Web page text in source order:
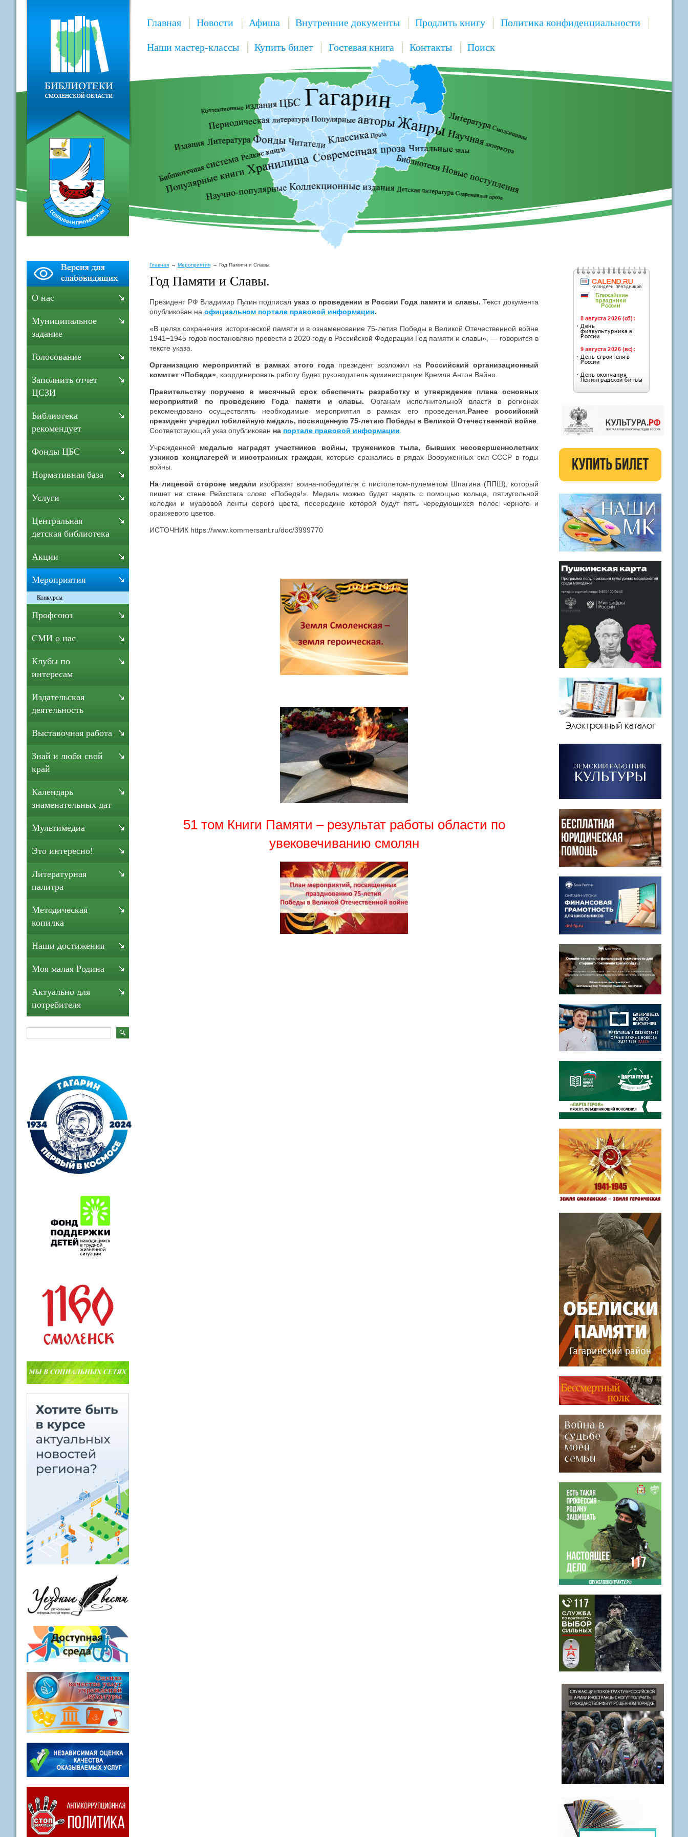
Главная Новости Афиша Внутренние документы Продлить книгу Политика конфиденциальности
Наши мастер-классы Купить билет Гостевая книга Контакты Поиск
Главная Мероприятия Год Памяти и Славы.
Год Памяти и Славы.
Президент РФ Владимир Путин подписал указ о проведении в России Года памяти и славы. Текст документа
опубликован на официальном портале правовой информации.
«В целях сохранения исторической памяти и в ознаменование 75-летия Победы в Великой Отечественной войне
1941−1945 годов постановляю провести в 2020 году в Российской Федерации Год памяти и славы», — говорится в
тексте указа.
Организацию мероприятий в рамках этого года президент возложил на Российский организационный
комитет «Победа» , координировать работу будет руководитель администрации Кремля Антон Вайно.
Правительству поручено в месячный срок обеспечить разработку и утверждение плана основных
мероприятий по проведению Года памяти и славы. Органам исполнительной власти в регионах
рекомендовано осуществлять необходимые мероприятия в рамках его проведения. Ранее российский
президент учредил юбилейную медаль, посвященную 75-летию Победы в Великой Отечественной войне
Соответствующий указ опубликован на портале правовой информации
Учрежденной медалью наградят участников войны, тружеников тыла, бывших несовершеннолетних
узников концлагерей и иностранных граждан , которые сражались в рядах Вооруженных сил СССР в годы
войны.
На лицевой стороне медали изобразят воина-победителя с пистолетом-пулеметом Шпагина (ППШ), который
пишет на стене Рейхстага слово «Победа!». Медаль можно будет надеть с помощью кольца, пятиугольной
колодки и муаровой ленты серого цвета, посередине которой будут пять чередующихся полос черного и
оранжевого цветов.
ИСТОЧНИК https://www.kommersant.ru/doc/3999770
51 том Книги Памяти – результат работы области по
увековечиванию смолян
О нас
Муниципальное
задание
Голосование
Заполнить отчет
ЦСЗИ
Библиотека
рекомендует
Фонды ЦБС
Нормативная база
Услуги
Центральная
детская библиотека
Акции
Мероприятия
Конкурсы
Профсоюз
СМИ о нас
Клубы по
интересам
Издательская
деятельность
Выставочная работа
Знай и люби свой
край
Календарь
знаменательных дат
Мультимедиа
Это интересно!
Литературная
палитра
Методическая
копилка
Наши достижения
Моя малая Родина
Актуально для
потребителя